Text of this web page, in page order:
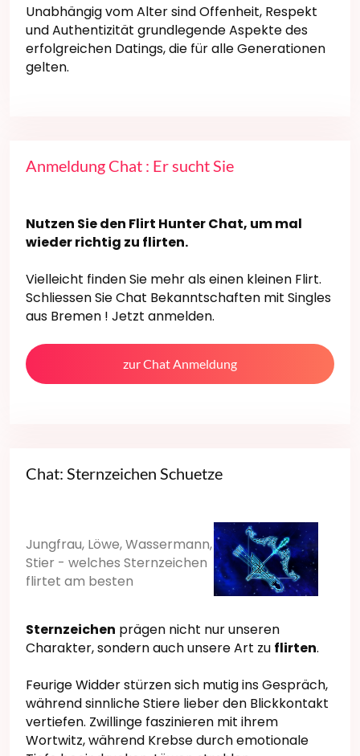
Unabhängig vom Alter sind Offenheit, Respekt
und Authentizität grundlegende Aspekte des
erfolgreichen Datings, die für alle Generationen
gelten.
Anmeldung Chat : Er sucht Sie
Nutzen Sie den Flirt Hunter Chat, um mal
wieder richtig zu flirten.
Vielleicht finden Sie mehr als einen kleinen Flirt.
Schliessen Sie Chat Bekanntschaften mit Singles
aus Bremen ! Jetzt anmelden.
zur Chat Anmeldung
Chat: Sternzeichen Schuetze
Jungfrau, Löwe, Wassermann,
Stier - welches Sternzeichen
flirtet am besten
Sternzeichen prägen nicht nur unseren
Charakter, sondern auch unsere Art zu flirten.
Feurige Widder stürzen sich mutig ins Gespräch,
während sinnliche Stiere lieber den Blickkontakt
vertiefen. Zwillinge faszinieren mit ihrem
Wortwitz, während Krebse durch emotionale